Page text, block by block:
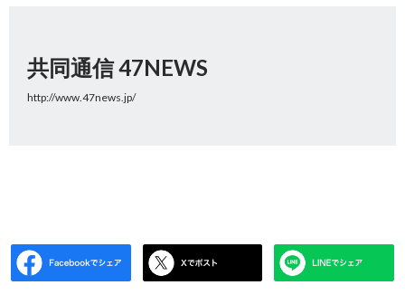
共同通信 47NEWS
http://www.47news.jp/